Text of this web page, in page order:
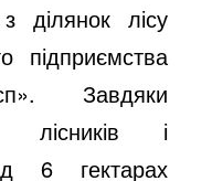
ділянок лісу
підприємства
Завдяки
лісників і
6 гектарах